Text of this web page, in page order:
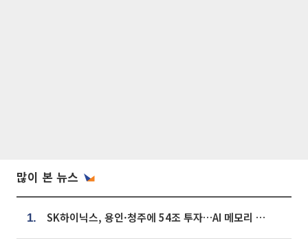
많이 본 뉴스
1. SK하이닉스, 용인·청주에 54조 투자…AI 메모리 생산기지 키운다